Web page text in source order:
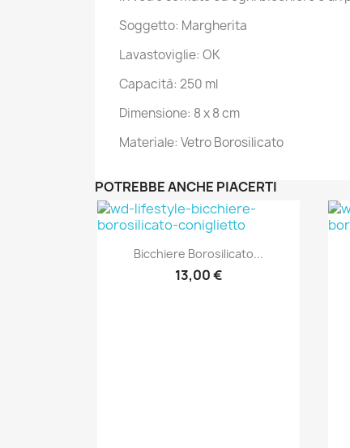
Soggetto: Margherita
Lavastoviglie: OK
Capacità: 250 ml
Dimensione: 8 x 8 cm
Materiale: Vetro Borosilicato
POTREBBE ANCHE PIACERTI
Anteprima
Bicchiere Borosilicato...
13,00 €